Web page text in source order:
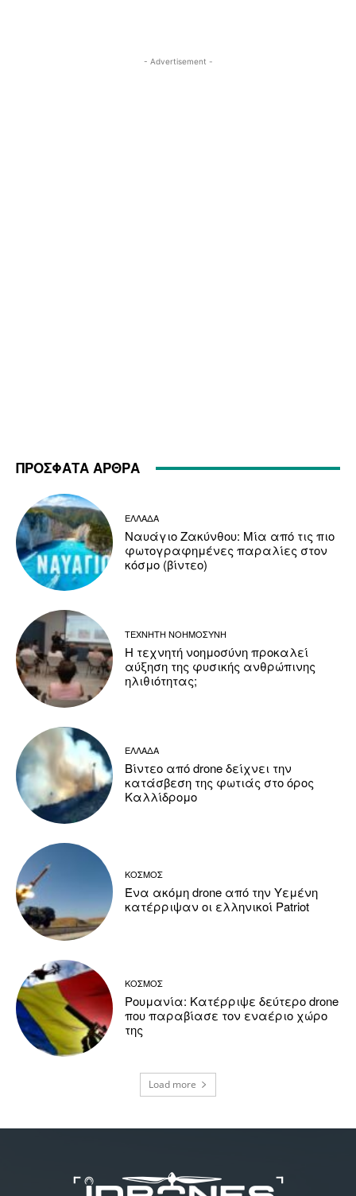
- Advertisement -
ΠΡΟΣΦΑΤΑ ΑΡΘΡΑ
ΕΛΛΑΔΑ
Ναυάγιο Ζακύνθου: Μία από τις πιο
φωτογραφημένες παραλίες στον
κόσμο (βίντεο)
ΤΕΧΝΗΤΗ ΝΟΗΜΟΣΥΝΗ
Η τεχνητή νοημοσύνη προκαλεί
αύξηση της φυσικής ανθρώπινης
ηλιθιότητας;
ΕΛΛΑΔΑ
Βίντεο από drone δείχνει την
κατάσβεση της φωτιάς στο όρος
Καλλίδρομο
ΚΟΣΜΟΣ
Ένα ακόμη drone από την Υεμένη
κατέρριψαν οι ελληνικοί Patriot
ΚΟΣΜΟΣ
Ρουμανία: Κατέρριψε δεύτερο drone
που παραβίασε τον εναέριο χώρο
της
Load more